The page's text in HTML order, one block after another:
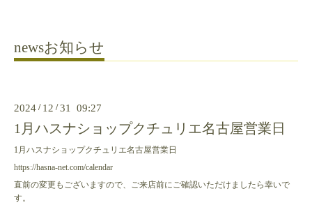
newsお知らせ
2024 / 12 /31 09:27
1月ハスナショップクチュリエ名古屋営業日
1月ハスナショップクチュリエ名古屋営業日
https://hasna-net.com/calendar
直前の変更もございますので、ご来店前にご確認いただけましたら幸いで
す。